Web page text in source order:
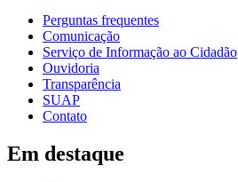
Perguntas frequentes
Comunicação
Serviço de Informação ao Cidadão
Ouvidoria
Transparência
SUAP
Contato
Em destaque